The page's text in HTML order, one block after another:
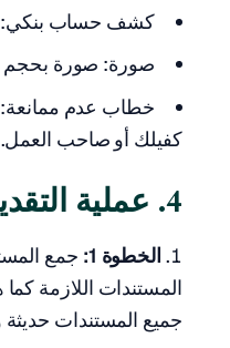
كشف حساب بنكي:
صورة: صورة بحجم
خطاب عدم
كفيلك أو صاحب العمل.
4. عملية التقديم خطوة بخطوة
الخطوة 1:
جمع
المستندات اللازمة
جميع المستندات